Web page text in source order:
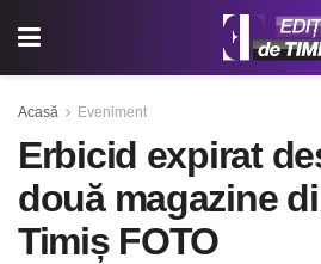
Acasă Eveniment
Erbicid expirat
două magazine
Timiș FOTO